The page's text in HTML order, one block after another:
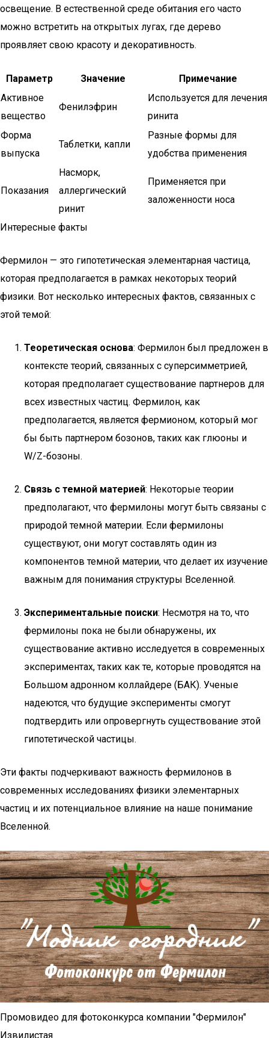
освещение. В естественной среде обитания его часто
можно встретить на открытых лугах, где дерево
проявляет свою красоту и декоративность.
Параметр Значение
Примечание
Активное
вещество
Фенилэфрин
Используется для лечения
ринита
Форма
выпуска
Таблетки, капли
Разные формы для
удобства применения
Показания
Насморк,
аллергический
ринит
Применяется при
заложенности носа
Интересные факты
Фермилон — это гипотетическая элементарная частица,
которая предполагается в рамках некоторых теорий
физики. Вот несколько интересных фактов, связанных с
этой темой:
Теоретическая основа: Фермилон был предложен в
контексте теорий, связанных с суперсимметрией,
которая предполагает существование партнеров для
всех известных частиц. Фермилон, как
предполагается, является фермионом, который мог
бы быть партнером бозонов, таких как глюоны и
W/Z-бозоны.
Связь с темной материей: Некоторые теории
предполагают, что фермилоны могут быть связаны с
природой темной материи. Если фермилоны
существуют, они могут составлять один из
компонентов темной материи, что делает их изучение
важным для понимания структуры Вселенной.
Экспериментальные поиски: Несмотря на то, что
фермилоны пока не были обнаружены, их
существование активно исследуется в современных
экспериментах, таких как те, которые проводятся на
Большом адронном коллайдере (БАК). Ученые
надеются, что будущие эксперименты смогут
подтвердить или опровергнуть существование этой
гипотетической частицы.
Эти факты подчеркивают важность фермилонов в
современных исследованиях физики элементарных
частиц и их потенциальное влияние на наше понимание
Вселенной.
Промовидео для фотоконкурса компании "Фермилон"
Извилистая